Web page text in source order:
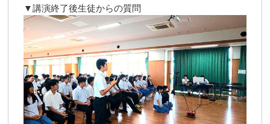
▼講演終了後生徒からの質問